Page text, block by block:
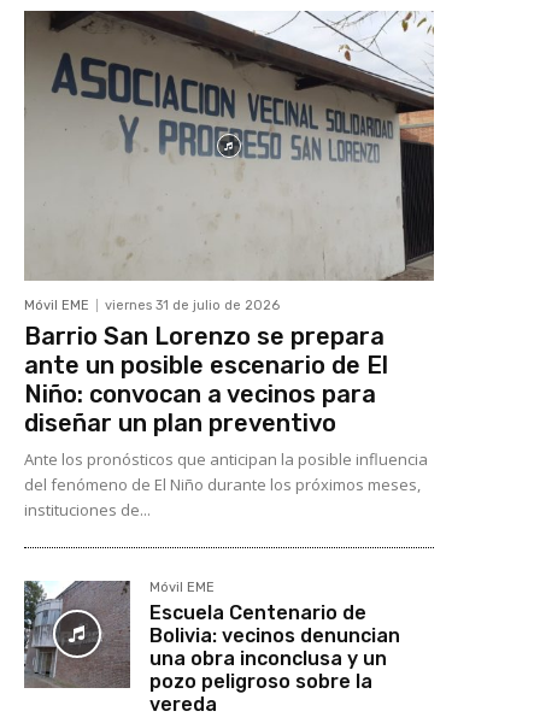
Móvil EME viernes 31 de julio de 2026
Barrio San Lorenzo se prepara
ante un posible escenario de El
Niño: convocan a vecinos para
diseñar un plan preventivo
Ante los pronósticos que anticipan la posible influencia
del fenómeno de El Niño durante los próximos meses,
instituciones de...
Móvil EME
Escuela Centenario de
Bolivia: vecinos denuncian
una obra inconclusa y un
pozo peligroso sobre la
vereda